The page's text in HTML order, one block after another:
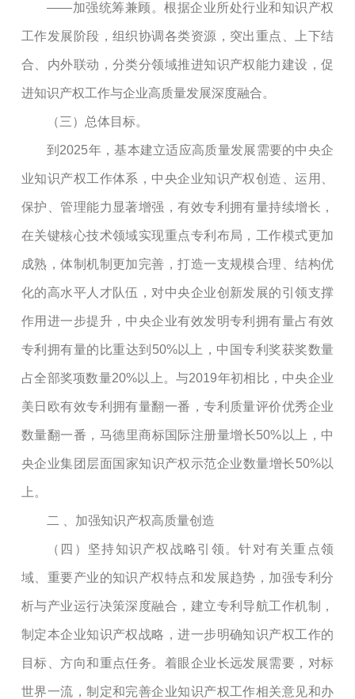
——加强统筹兼顾。根据企业所处行业和知识产权
工作发展阶段，组织协调各类资源，突出重点、上下结
合、内外联动，分类分领域推进知识产权能力建设，促
进知识产权工作与企业高质量发展深度融合。
（三）总体目标。
到 2025年，基本建立适应高质量发展需要的中央企
业知识产权工作体系，中央企业知识产权创造、运用、
保护、管理能力显著增强，有效专利拥有量持续增长，
在关键核心技术领域实现重点专利布局，工作模式更加
成熟，体制机制更加完善，打造一支规模合理、结构优
化的高水平人才队伍，对中央企业创新发展的引领支撑
作用进一步提升，中央企业有效发明专利拥有量占有效
专利拥有量的比重达到 50%以上，中国专利奖获奖数量
占全部奖项数量20%以上。与2019年初相比，中央企业
美日欧有效专利拥有量翻一番，专利质量评价优秀企业
数量翻一番，马德里商标国际注册量增长50% 以上，中
央企业集团层面国家知识产权示范企业数量增长50%以
上。
二 、加强知识产权高质量创造
（四）坚持知识产权战略引领。针对有关重点领
域、重要产业的知识产权特点和发展趋势，加强专利分
析与产业运行决策深度融合，建立专利导航工作机制，
制定本企业知识产权战略，进一步明确知识产权工作的
目标、方向和重点任务。着眼企业长远发展需要，对标
世界一流，制定和完善企业知识产权工作相关意见和办